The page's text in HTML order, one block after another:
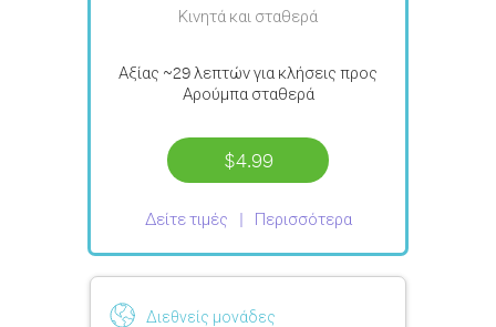
Κινητά και σταθερά
Αξίας ~29 λεπτώνγια κλήσεις προς
Αρούμπα σταθερά
$4.99
Δείτε τιμές Περισσότερα
Διεθνείς μονάδες